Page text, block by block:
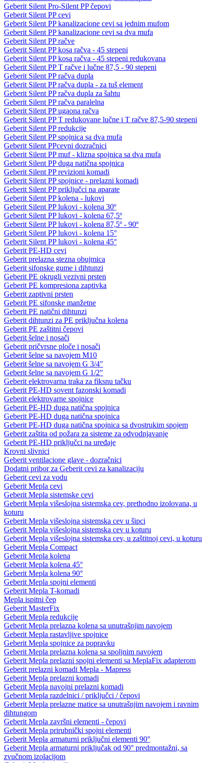
Geberit Silent Pro-Silent PP čepovi
Geberit Silent PP cevi
Geberit Silent PP kanalizacione cevi sa jednim mufom
Geberit Silent PP kanalizacione cevi sa dva mufa
Geberit Silent PP račve
Geberit Silent PP kosa račva - 45 stepeni
Geberit Silent PP kosa račva - 45 stepeni redukovana
Geberit Silent PP T račve i lučne 87,5 - 90 stepeni
Geberit Silent PP račva dupla
Geberit Silent PP račva dupla - za tuš element
Geberit Silent PP račva dupla za šahtu
Geberit Silent PP račva paralelna
Geberit Silent PP ugaona račva
Geberit Silent PP T redukovane lučne i T račve 87,5-90 stepeni
Geberit Silent PP redukcije
Geberit Silent PP spojnica sa dva mufa
Geberit Silent PPcevni dozračnici
Geberit Silent PP muf - klizna spojnica sa dva mufa
Geberit Silent PP duga natična spojnica
Geberit Silent PP revizioni komadi
Geberit Silent PP spojnice - prelazni komadi
Geberit Silent PP priključci na aparate
Geberit Silent PP kolena - lukovi
Geberit Silent PP lukovi - kolena 30º
Geberit Silent PP lukovi - kolena 67,5º
Geberit Silent PP lukovi - kolena 87,5º - 90º
Geberit Silent PP lukovi - kolena 15°
Geberit Silent PP lukovi - kolena 45°
Geberit PE-HD cevi
Geberit prelazna stezna obujmica
Geberit sifonske gume i dihtunzi
Geberit PE okrugli vezivni prsten
Geberit PE kompresiona zaptivka
Geberit zaptivni prsten
Geberit PE sifonske manžetne
Geberit PE natični dihtunzi
Geberit dihtunzi za PE priključna kolena
Geberit PE zaštitni čepovi
Geberit šelne i nosači
Geberit pričvrsne ploče i nosači
Geberit šelne sa navojem M10
Geberit šelne sa navojem G 3/4"
Geberit šelne sa navojem G 1/2"
Geberit elektrovarna traka za fiksnu tačku
Geberit PE-HD sovent fazonski komadi
Geberit elektrovarne spojnice
Geberit PE-HD duga natična spojnica
Geberit PE-HD duga natična spojnica
Geberit PE-HD duga natična spojnica sa dvostrukim spojem
Geberit zaštita od požara za sisteme za odvodnjavanje
Geberit PE-HD priključci na uređaje
Krovni slivnici
Geberit ventilacione glave - dozračnici
Dodatni pribor za Geberit cevi za kanalizaciju
Geberit cevi za vodu
Geberit Mepla cevi
Geberit Mepla sistemske cevi
Geberit Mepla višeslojna sistemska cev, prethodno izolovana, u
koturu
Geberit Mepla višeslojna sistemska cev u šipci
Geberit Mepla višeslojna sistemska cev u koturu
Geberit Mepla višeslojna sistemska cev, u zaštitnoj cevi, u koturu
Geberit Mepla Compact
Geberit Mepla kolena
Geberit Mepla kolena 45°
Geberit Mepla kolena 90°
Geberit Mepla spojni elementi
Geberit Mepla T-komadi
Mepla ispitni čep
Geberit MasterFix
Geberit Mepla redukcije
Geberit Mepla prelazna kolena sa unutrašnjim navojem
Geberit Mepla rastavljive spojnice
Geberit Mepla spojnice za popravku
Geberit Mepla prelazna kolena sa spoljnim navojem
Geberit Mepla prelazni spojni elementi sa MeplaFix adapterom
Geberit prelazni komadi Mepla - Mapress
Geberit Mepla prelazni komadi
Geberit Mepla navojni prelazni komadi
Geberit Mepla razdelnici / priključci / čepovi
Geberit Mepla prelazne matice sa unutrašnjim navojem i ravnim
dihtungom
Geberit Mepla završni elementi - čepovi
Geberit Mepla prirubnički spojni elementi
Geberit Mepla armaturni priključni elementi 90°
Geberit Mepla armaturni priključak od 90° predmontažni, sa
zvučnom izolacijom